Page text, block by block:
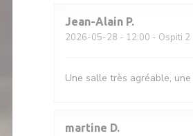
Jean-Alain P
2026-05-28 - 12:00 - Ospiti 2
Une salle très agréable,
martine D